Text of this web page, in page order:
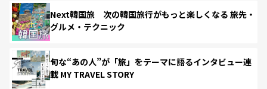
Next韓国旅 次の韓国旅行がもっと楽しくなる 旅先・
グルメ・テクニック
旬な“あの人”が「旅」をテーマに語るインタビュー連
載 MY TRAVEL STORY